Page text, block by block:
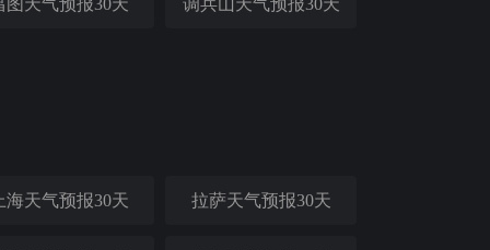
图天气预报30天 调兵山天气预报30天
海天气预报30天 拉萨天气预报30天